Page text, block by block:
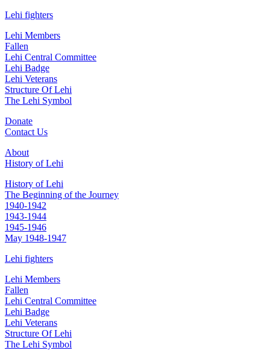
Lehi fighters
Lehi Members
Fallen
Lehi Central Committee
Lehi Badge
Lehi Veterans
Structure Of Lehi
The Lehi Symbol
Donate
Contact Us
About
History of Lehi
History of Lehi
The Beginning of the Journey
1940-1942
1943-1944
1945-1946
May 1948-1947
Lehi fighters
Lehi Members
Fallen
Lehi Central Committee
Lehi Badge
Lehi Veterans
Structure Of Lehi
The Lehi Symbol